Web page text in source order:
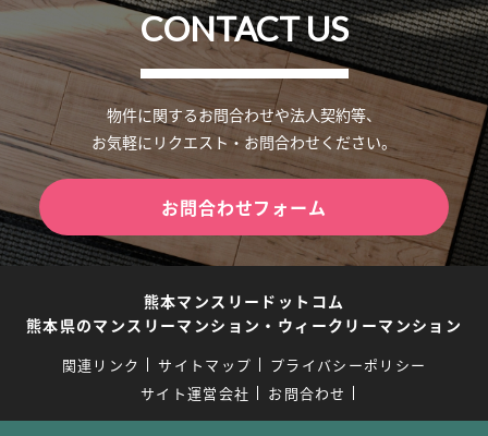
CONTACT US
物件に関するお問合わせや法人契約等、
お気軽にリクエスト・お問合わせください。
お問合わせフォーム
熊本マンスリードットコム
熊本県のマンスリーマンション・ウィークリーマンション
関連リンク サイトマップ
プライバシーポリシー
サイト運営会社
お問合わせ